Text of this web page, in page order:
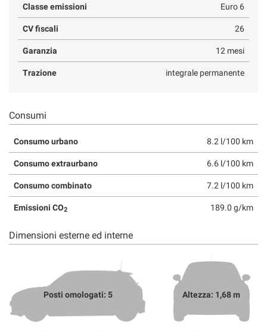
Classe emissioni Euro 6
CV fiscali 26
Garanzia 12 mesi
Trazione integrale permanente
Consumi
Consumo urbano 8.2 l/100 km
Consumo extraurbano 6.6 l/100 km
Consumo combinato 7.2 l/100 km
Emissioni CO2 189.0 g/km
Dimensioni esterne ed interne
Posti omologati: 5 Altezza: 1,68 m